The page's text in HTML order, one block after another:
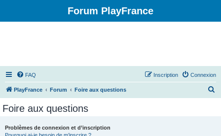
Forum PlayFrance
FAQ Connexion
Inscription
PlayFrance Forum Foire aux questions
Foire aux questions
Problèmes de connexion et d’inscription